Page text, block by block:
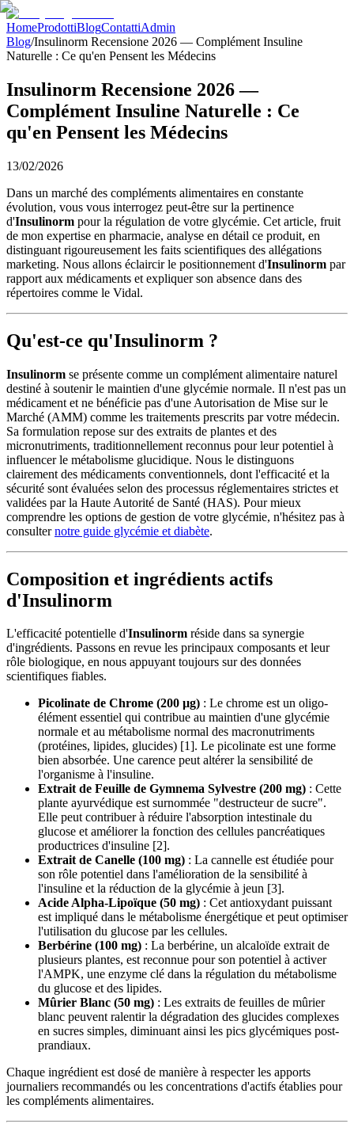
HomeProdottiBlogContattiAdmin
Blog/Insulinorm Recensione 2026 — Complément Insuline
Naturelle : Ce qu'en Pensent les Médecins
Insulinorm Recensione 2026 —
Complément Insuline Naturelle : Ce
qu'en Pensent les Médecins
13/02/2026
Dans un marché des compléments alimentaires en constante
évolution, vous vous interrogez peut-être sur la pertinence
d'Insulinorm pour la régulation de votre glycémie. Cet article, fruit
de mon expertise en pharmacie, analyse en détail ce produit, en
distinguant rigoureusement les faits scientifiques des allégations
marketing. Nous allons éclaircir le positionnement d'Insulinorm par
rapport aux médicaments et expliquer son absence dans des
répertoires comme le Vidal.
Qu'est-ce qu'Insulinorm ?
Insulinorm se présente comme un complément alimentaire naturel
destiné à soutenir le maintien d'une glycémie normale. Il n'est pas un
médicament et ne bénéficie pas d'une Autorisation de Mise sur le
Marché (AMM) comme les traitements prescrits par votre médecin.
Sa formulation repose sur des extraits de plantes et des
micronutriments, traditionnellement reconnus pour leur potentiel à
influencer le métabolisme glucidique. Nous le distinguons
clairement des médicaments conventionnels, dont l'efficacité et la
sécurité sont évaluées selon des processus réglementaires strictes et
validées par la Haute Autorité de Santé (HAS). Pour mieux
comprendre les options de gestion de votre glycémie, n'hésitez pas à
consulternotre guide glycémie et diabète.
Composition et ingrédients actifs
d'Insulinorm
L'efficacité potentielle d'Insulinorm réside dans sa synergie
d'ingrédients. Passons en revue les principaux composants et leur
rôle biologique, en nous appuyant toujours sur des données
scientifiques fiables.
Picolinate de Chrome (200 µg) : Le chrome est un oligo-
élément essentiel qui contribue au maintien d'une glycémie
normale et au métabolisme normal des macronutriments
(protéines, lipides, glucides) [1]. Le picolinate est une forme
bien absorbée. Une carence peut altérer la sensibilité de
l'organisme à l'insuline.
Extrait de Feuille de Gymnema Sylvestre (200 mg) : Cette
plante ayurvédique est surnommée "destructeur de sucre".
Elle peut contribuer à réduire l'absorption intestinale du
glucose et améliorer la fonction des cellules pancréatiques
productrices d'insuline [2].
Extrait de Canelle (100 mg) : La cannelle est étudiée pour
son rôle potentiel dans l'amélioration de la sensibilité à
l'insuline et la réduction de la glycémie à jeun [3].
Acide Alpha-Lipoïque (50 mg) : Cet antioxydant puissant
est impliqué dans le métabolisme énergétique et peut optimiser
l'utilisation du glucose par les cellules.
Berbérine (100 mg) : La berbérine, un alcaloïde extrait de
plusieurs plantes, est reconnue pour son potentiel à activer
l'AMPK, une enzyme clé dans la régulation du métabolisme
du glucose et des lipides.
Mûrier Blanc (50 mg) : Les extraits de feuilles de mûrier
blanc peuvent ralentir la dégradation des glucides complexes
en sucres simples, diminuant ainsi les pics glycémiques post-
prandiaux.
Chaque ingrédient est dosé de manière à respecter les apports
journaliers recommandés ou les concentrations d'actifs établies pour
les compléments alimentaires.